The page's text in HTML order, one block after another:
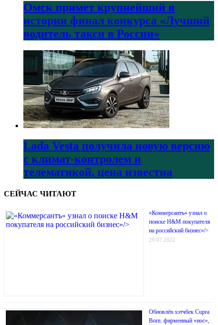
Омск примет крупнейший в
истории финал конкурса «Лучший
водитель такси в России»
Lada Vesta получила новую версию
с климат-контролем и
телематикой, цена известна
СЕЙЧАС ЧИТАЮТ
«Коммерсантъ» узнал о
поиске H&M покупателя
на российский бизнес»/>
29.07.2022
Обновлён хэтчбек Cupra
Born: фирменный «нос»,